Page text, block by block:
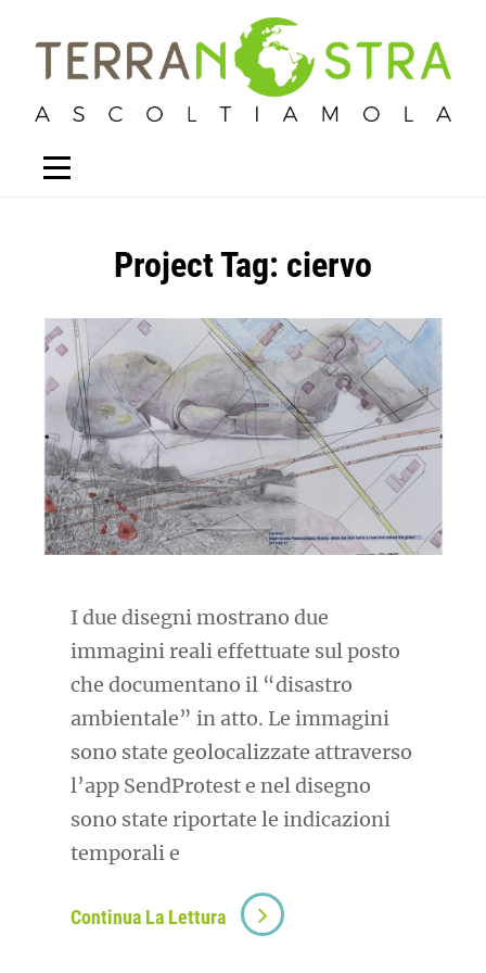
Project Tag: ciervo
I due disegni mostrano due
immagini reali effettuate sul posto
che documentano il “disastro
ambientale” in atto. Le immagini
sono state geolocalizzate attraverso
l’app SendProtest e nel disegno
sono state riportate le indicazioni
temporali e
Continua La Lettura